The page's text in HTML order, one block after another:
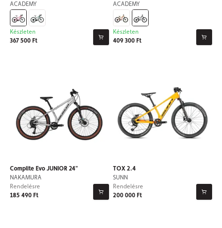
ACADEMY
367 500 Ft
Készleten
ACADEMY
409 300 Ft
Készleten
Complite Evo JUNIOR 24"
NAKAMURA
185 490 Ft
Rendelésre
TOX 2.4
SUNN
200 000 Ft
Rendelésre